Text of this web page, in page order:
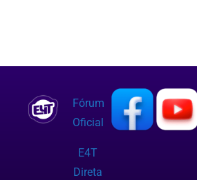
Fórum
Oficial
E4T
Direta